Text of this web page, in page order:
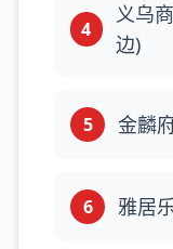
4
义乌
边)
5 金麟
6 雅居